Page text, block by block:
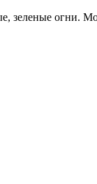
зеленые огни.